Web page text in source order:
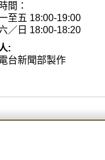
間：
至五 18:00-19:00
／日 18:00-18:20
:
台新聞部製作